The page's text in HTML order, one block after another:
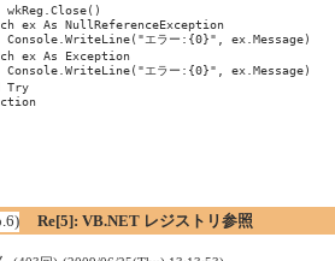
wkReg.Close()
ex As NullReferenceException
Console.WriteLine("エラー:{0}", ex.Message)
ex As Exception
Console.WriteLine("エラー:{0}", ex.Message)
Try
Re[5]: VB.NET レジストリ参照